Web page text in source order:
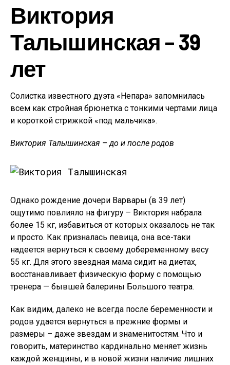
Виктория
Талышинская – 39
лет
Солистка известного дуэта «Непара» запомнилась
всем как стройная брюнетка с тонкими чертами лица
и короткой стрижкой «под мальчика».
Виктория Талышинская – до и после родов
Однако рождение дочери Варвары (в 39 лет)
ощутимо повлияло на фигуру – Виктория набрала
более 15 кг, избавиться от которых оказалось не так
и просто. Как призналась певица, она все-таки
надеется вернуться к своему добеременному весу
55 кг. Для этого звездная мама сидит на диетах,
восстанавливает физическую форму с помощью
тренера — бывшей балерины Большого театра.
Как видим, далеко не всегда после беременности и
родов удается вернуться в прежние формы и
размеры – даже звездам и знаменитостям. Что и
говорить, материнство кардинально меняет жизнь
каждой женщины, и в новой жизни наличие лишних